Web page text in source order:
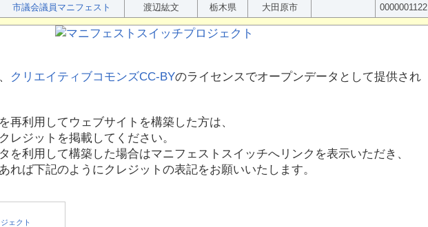
市議会議員マニフェスト 渡辺紘文 栃木県 大田原市 0000001122
クリエイティブコモンズCC-BYのライセンスでオープンデータとして提供され
再利用してウェブサイトを構築した方は、
レジットを掲載してください。
を利用して構築した場合はマニフェストスイッチへリンクを表示いただき、
れば下記のようにクレジットの表記をお願いいたします。